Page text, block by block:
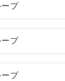
プ
プ
プ